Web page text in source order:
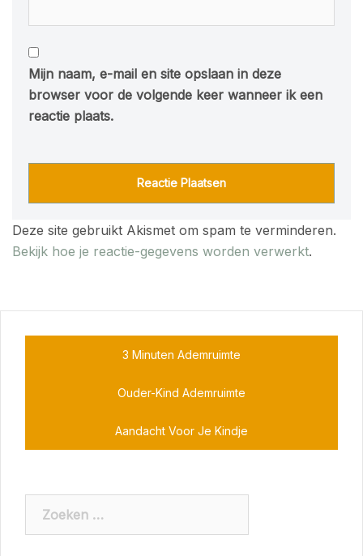
Mijn naam, e-mail en site opslaan in deze
browser voor de volgende keer wanneer ik een
reactie plaats.
Deze site gebruikt Akismet om spam te verminderen.
Bekijk hoe je reactie-gegevens worden verwerkt.
3 Minuten Ademruimte
Ouder-Kind Ademruimte
Aandacht Voor Je Kindje